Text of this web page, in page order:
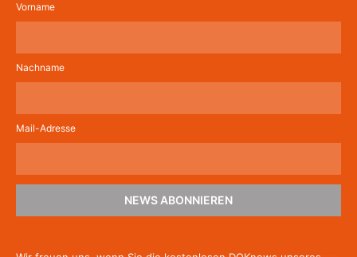
Vorname
Nachname
Mail-Adresse
NEWS ABONNIEREN